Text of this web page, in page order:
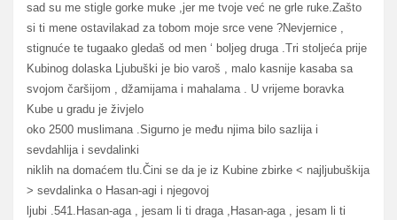
sad su me stigle gorke muke ,jer me tvoje već ne grle ruke.Zašto
si ti mene ostavilakad za tobom moje srce vene ?Nevjernice ,
stignuće te tugaako gledaš od men ‘ boljeg druga .Tri stoljeća prije
Kubinog dolaska Ljubuški je bio varoš , malo kasnije kasaba sa
svojom čaršijom , džamijama i mahalama . U vrijeme boravka
Kube u gradu je živjelo
oko 2500 muslimana .Sigurno je među njima bilo sazlija i
sevdahlija i sevdalinki
niklih na domaćem tlu.Čini se da je iz Kubine zbirke < najljubuškija
> sevdalinka o Hasan-agi i njegovoj
ljubi .541.Hasan-aga , jesam li ti draga ,Hasan-aga , jesam li ti